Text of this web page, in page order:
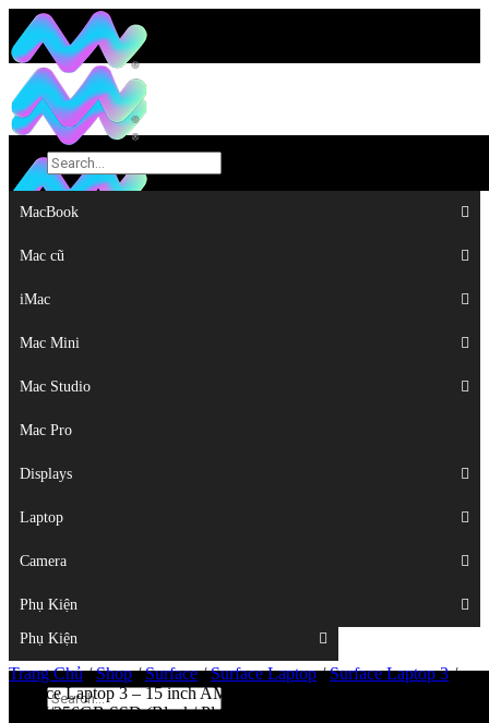
MacBook
Mac cũ
iMac
Mac Mini
Mac Studio
Mac Pro
Displays
Laptop
Camera
Phụ Kiện
MacBook
Mac cũ
iMac
Mac Mini
Mac Studio
Mac Pro
Displays
Laptop
Camera
Phụ Kiện
Top
Trang Chủ/Shop/Surface/Surface Laptop/Surface Laptop 3/
Surface Laptop 3 – 15 inch AMD Ryzen 5 3580U/16GB
RAM/256GB SSD (Black/ Platinum)